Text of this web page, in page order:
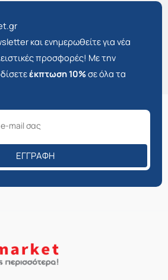
και ενημερωθείτε για νέα
προσφορές! Με την
έκπτωση 10%σε όλα τα
ΕΓΓΡΑΦΉ